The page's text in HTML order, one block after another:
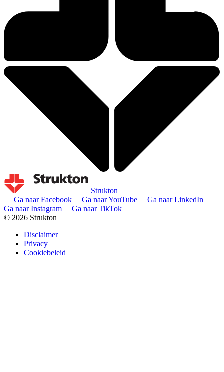
Strukton
Ga naar Facebook
Ga naar YouTube
Ga naar LinkedIn
Ga naar Instagram
Ga naar TikTok
© 2026 Strukton
Disclaimer
Privacy
Cookiebeleid